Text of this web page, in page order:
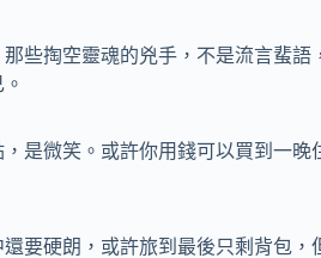
些掏空靈魂的兇手，不是流言蜚語
是微笑。或許你用錢可以買到一晚
要硬朗，或許旅到最後只剩背包，